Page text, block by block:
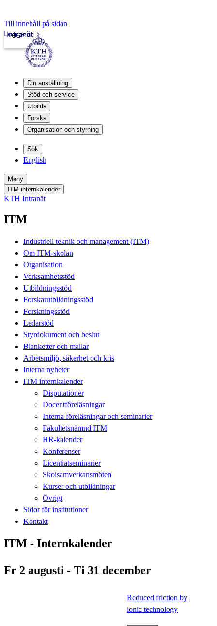
Till innehåll på sidan
Intranät
Logga in
Din anställning
Stöd och service
Utbilda
Forska
Organisation och styrning
Sök
English
Meny
ITM internkalender
KTH Intranät
ITM
Industriell teknik och management (ITM)
Om ITM-skolan
Organisation
Verksamhetsstöd
Utbildningsstöd
Forskarutbildningsstöd
Forskningsstöd
Ledarstöd
Styrdokument och beslut
Blanketter och mallar
Arbetsmiljö, säkerhet och kris
Interna nyheter
ITM internkalender
Disputationer
Docentföreläsningar
Interna föreläsningar och seminarier
Fakultetsnämnd ITM
HR-kalender
Konferenser
Licentiatseminarier
Skolsamverkansmöten
Kurser och utbildningar
Övrigt
Sidor för institutioner
Kontakt
ITM - Internkalender
Fr 2 augusti - Ti 31 december
Reduced friction by
ionic technology